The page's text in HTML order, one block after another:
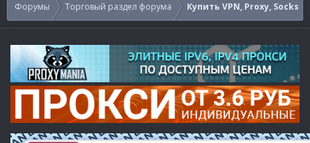
Форумы Торговый раздел форума Купить VPN, Proxy, Socks